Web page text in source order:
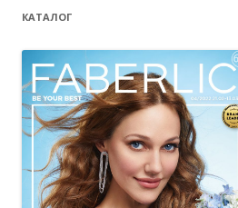
КАТАЛОГ